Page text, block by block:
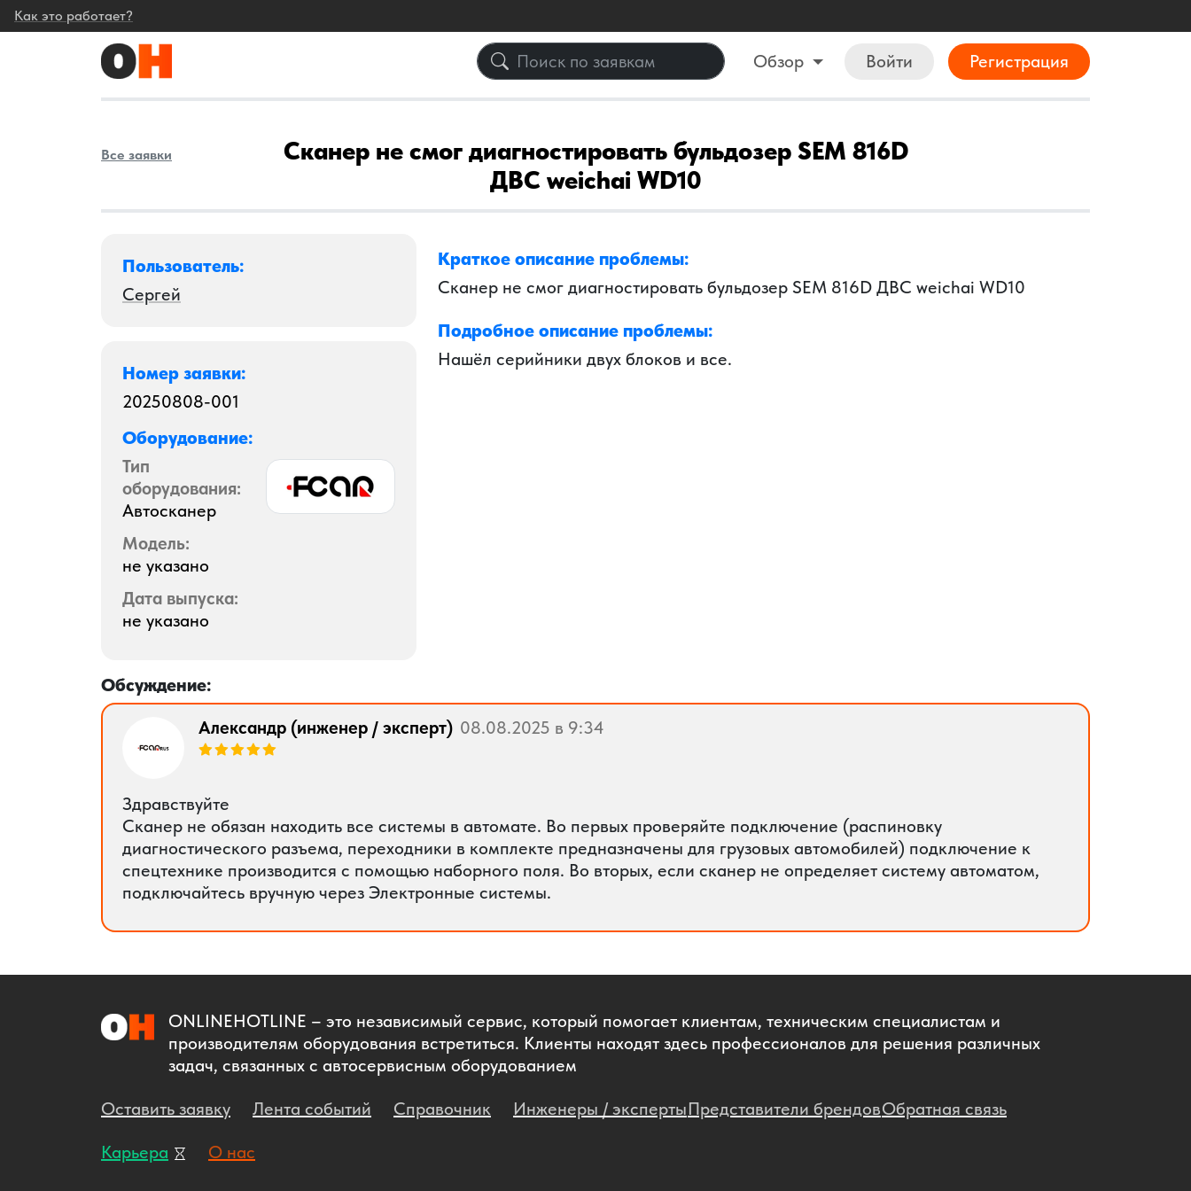
Как это работает?
Обзор Войти Регистрация
Все заявки
Сканер не смог диагностировать бульдозер SEM 816D
ДВС weichai WD10
Пользователь:
Сергей
Номер заявки:
20250808-001
Оборудование:
Тип
оборудования:
Автосканер
Модель:
не указано
Дата выпуска:
не указано
Краткое описание проблемы:
Сканер не смог диагностировать бульдозер SEM 816D ДВС weichai WD10
Подробное описание проблемы:
Нашёл серийники двух блоков и все.
Обсуждение:
Александр (инженер / эксперт) 08.08.2025 в 9:34
Здравствуйте
Сканер не обязан находить все системы в автомате. Во первых проверяйте подключение (распиновку
диагностического разъема, переходники в комплекте предназначены для грузовых автомобилей) подключение к
спецтехнике производится с помощью наборного поля. Во вторых, если сканер не определяет систему автоматом,
подключайтесь вручную через Электронные системы.
ONLINEHOTLINE – это независимый сервис, который помогает клиентам, техническим специалистам и
производителям оборудования встретиться. Клиенты находят здесь профессионалов для решения различных
задач, связанных с автосервисным оборудованием
Оставить заявку Лента событий Справочник Инженеры / экспертыПредставители брендовОбратная связь
Карьера О нас